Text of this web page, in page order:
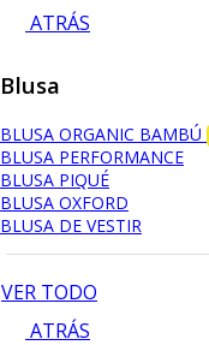
ATRÁS
Blusa
BLUSA ORGANIC BAMBÚ
BLUSA PERFORMANCE
BLUSA PIQUÉ
BLUSA OXFORD
BLUSA DE VESTIR
VER TODO
ATRÁS